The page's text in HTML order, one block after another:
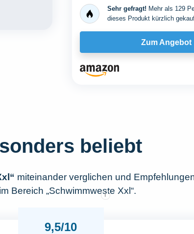
Schrittgurt und Innentasche
Sehr gefragt! Mehr als 129
dieses Produkt kürzlich
Zum Angebot
beliebt
miteinander verglichen und
Bereich „Schwimmweste Xxl“.
9,5/10
i